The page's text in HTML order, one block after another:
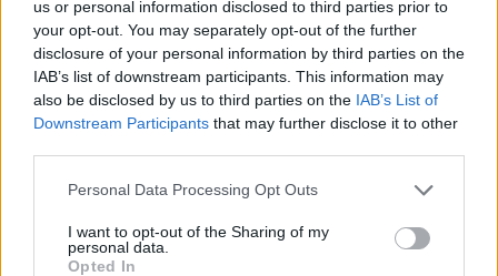
us or personal information disclosed to third parties prior to
your opt-out. You may separately opt-out of the further
disclosure of your personal information by third parties on the
IAB’s list of downstream participants. This information may
also be disclosed by us to third parties on the IAB’s List of
Downstream Participants that may further disclose it to other
Personal Data Processing Opt Outs
I want to opt-out of the Sharing of my
personal data.
Opted In